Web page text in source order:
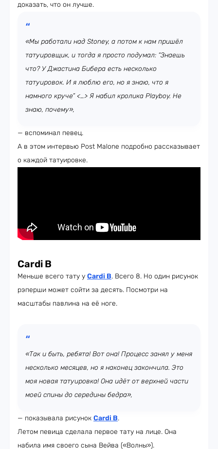
доказать, что он лучше.
«Мы работали над Stoney, а потом к нам пришёл
татуировщик, и тогда я просто подумал: “Знаешь
что? У Джастина Бибера есть несколько
татуировок. И я люблю его, но я знаю, что я
намного круче” <…> Я набил кролика Playboy. Не
знаю, почему»,
— вспоминал певец.
А в этом интервью Post Malone подробно рассказывает
о каждой татуировке.
Cardi B
Меньше всего тату у Cardi B. Всего 8. Но один рисунок
рэперши может сойти за десять. Посмотри на
масштабы павлина на её ноге.
«Так и быть, ребята! Вот она! Процесс занял у меня
несколько месяцев, но я наконец закончила. Это
моя новая татуировка! Она идёт от верхней части
моей спины до середины бедра»,
— показывала рисунок Cardi B.
Летом певица сделала первое тату на лице. Она
набила имя своего сына Вейва («Волны»).